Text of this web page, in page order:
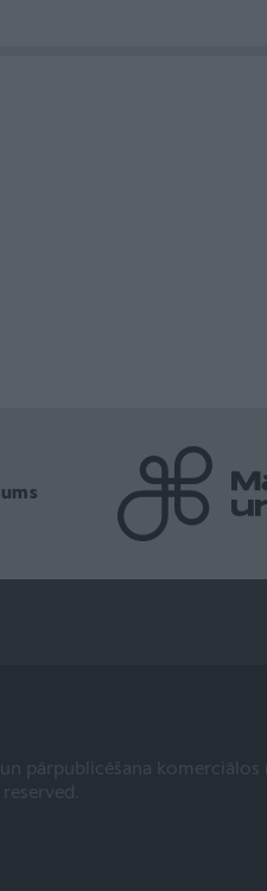
pārpublicēšana komerciālos